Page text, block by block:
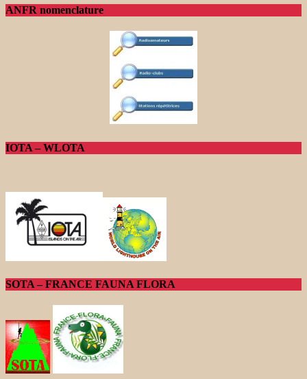
ANFR nomenclature
IOTA – WLOTA
SOTA – FRANCE FAUNA FLORA